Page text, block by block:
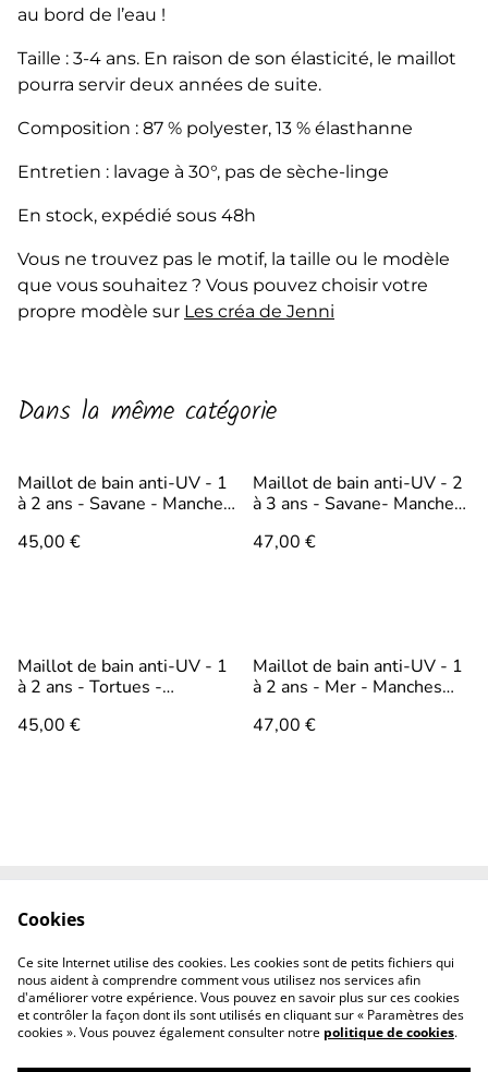
au bord de l’eau !
Taille : 3-4 ans. En raison de son élasticité, le maillot
pourra servir deux années de suite.
Composition : 87 % polyester, 13 % élasthanne
Entretien : lavage à 30°, pas de sèche-linge
En stock, expédié sous 48h
Vous ne trouvez pas le motif, la taille ou le modèle
que vous souhaitez ? Vous pouvez choisir votre
propre modèle sur Les créa de Jenni
Dans la même catégorie
Maillot de bain anti-UV - 1
à 2 ans - Savane - Manches
45,00 €
Maillot de bain anti-UV - 2
à 3 ans - Savane- Manches
47,00 €
Maillot de bain anti-UV - 1
à 2 ans - Tortues -
45,00 €
Maillot de bain anti-UV - 1
à 2 ans - Mer - Manches
47,00 €
professionnels
Cookies
Ce site Internet utilise des cookies. Les cookies sont de petits fichiers qui
nous aident à comprendre comment vous utilisez nos services afin
d'améliorer votre expérience. Vous pouvez en savoir plus sur ces cookies
et contrôler la façon dont ils sont utilisés en cliquant sur « Paramètres des
cookies ». Vous pouvez également consulter notre politique de cookies.